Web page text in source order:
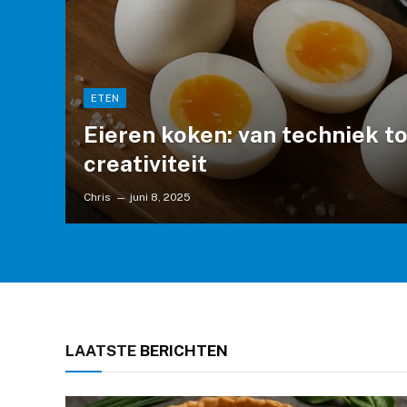
ETEN
Eieren koken: van techniek
creativiteit
Chris juni 8, 2025
LAATSTE BERICHTEN